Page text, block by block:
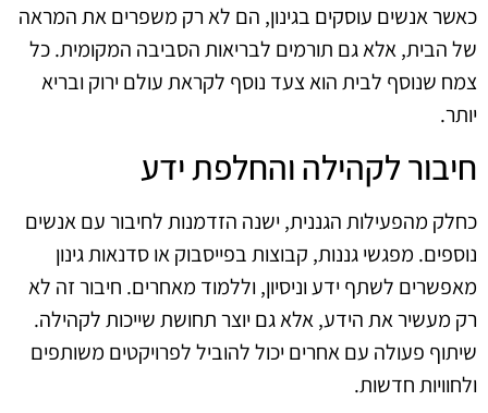
כאשר אנשים עוסקים בגינון, הם לא רק משפרים את המראה
של הבית, אלא גם תורמים לבריאות הסביבה המקומית. כל
צמח שנוסף לבית הוא צעד נוסף לקראת עולם ירוק ובריא
יותר.
חיבור לקהילה והחלפת ידע
כחלק מהפעילות הגננית, ישנה הזדמנות לחיבור עם אנשים
נוספים. מפגשי גננות, קבוצות בפייסבוק או סדנאות גינון
מאפשרים לשתף ידע וניסיון, וללמוד מאחרים. חיבור זה לא
רק מעשיר את הידע, אלא גם יוצר תחושת שייכות לקהילה.
שיתוף פעולה עם אחרים יכול להוביל לפרויקטים משותפים
ולחוויות חדשות.